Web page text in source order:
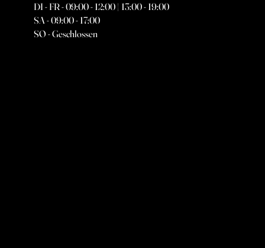
DI - FR - 09:00 - 12:00 | 13:00 - 19:00
SA - 09:00 - 17:00
SO - Geschlossen